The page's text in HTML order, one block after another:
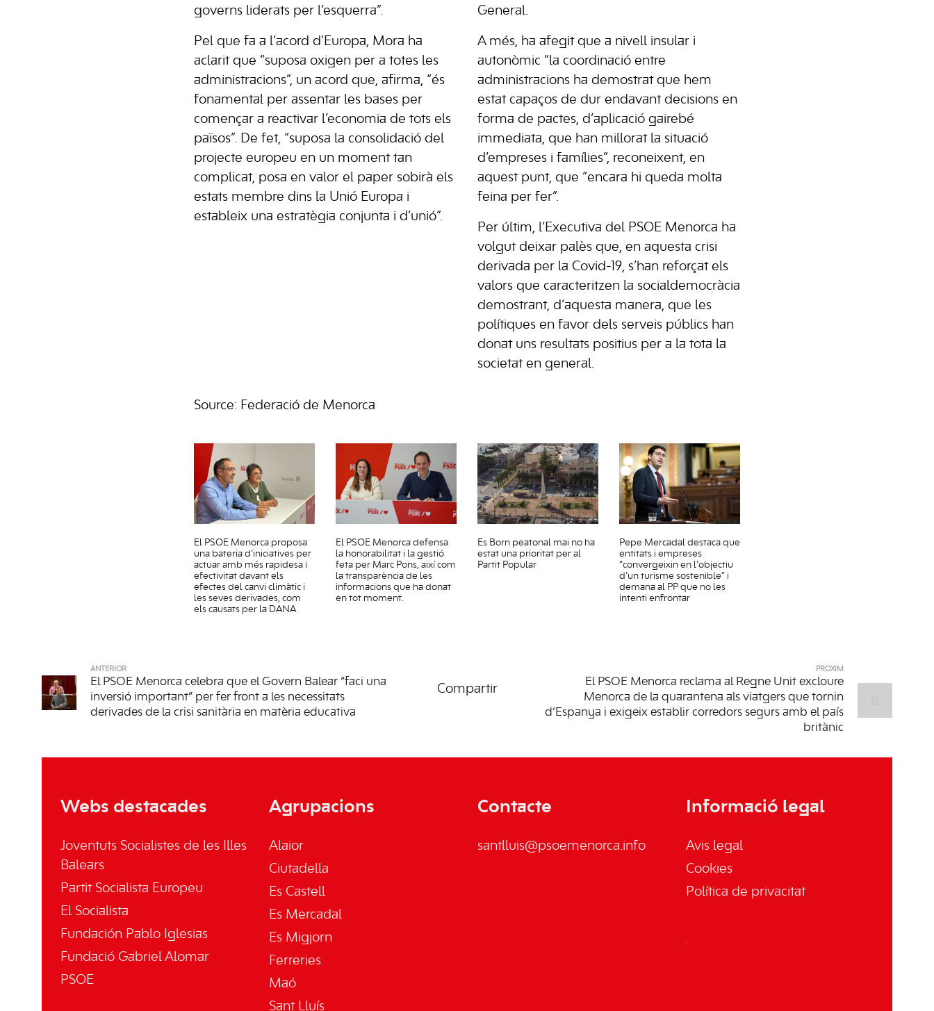
governs liderats per l’esquerra”.
Pel que fa a l’acord d’Europa, Mora ha
aclarit que “suposa oxigen per a totes les
administracions”, un acord que, afirma, “és
fonamental per assentar les bases per
començar a reactivar l’economia de tots els
països”. De fet, “suposa la consolidació del
projecte europeu en un moment tan
complicat, posa en valor el paper sobirà els
estats membre dins la Unió Europa i
estableix una estratègia conjunta i d’unió”.
General.
A més, ha afegit que a nivell insular i
autonòmic “la coordinació entre
administracions ha demostrat que hem
estat capaços de dur endavant decisions en
forma de pactes, d’aplicació gairebé
immediata, que han millorat la situació
d’empreses i famílies”, reconeixent, en
aquest punt, que “encara hi queda molta
feina per fer”.
Per últim, l’Executiva del PSOE Menorca ha
volgut deixar palès que, en aquesta crisi
derivada per la Covid-19, s’han reforçat els
valors que caracteritzen la socialdemocràcia
demostrant, d’aquesta manera, que les
polítiques en favor dels serveis públics han
donat uns resultats positius per a la tota la
societat en general.
Source: Federació de Menorca
El PSOE Menorca proposa
una bateria d’iniciatives per
actuar amb més rapidesa i
efectivitat davant els
efectes del canvi climàtic i
les seves derivades, com
els causats per la DANA
El PSOE Menorca defensa
la honorabilitat i la gestió
feta per Marc Pons, així com
la transparència de les
informacions que ha donat
en tot moment.
Es Born peatonal mai no ha
estat una prioritat per al
Partit Popular
Pepe Mercadal destaca que
entitats i empreses
“convergeixin en l’objectiu
d’un turisme sostenible” i
demana al PP que no les
intenti enfrontar
ANTERIOR
El PSOE Menorca celebra que el Govern Balear “faci una
inversió important” per fer front a les necessitats
derivades de la crisi sanitària en matèria educativa
Compartir
PRÒXIM
El PSOE Menorca reclama al Regne Unit excloure
Menorca de la quarantena als viatgers que tornin
d’Espanya i exigeix establir corredors segurs amb el país
britànic
Webs destacades
Joventuts Socialistes de les Illes
Balears
Partit Socialista Europeu
El Socialista
Fundación Pablo Iglesias
Fundació Gabriel Alomar
PSOE
Agrupacions
Alaior
Ciutadella
Es Castell
Es Mercadal
Es Migjorn
Ferreries
Maó
Sant Lluís
Contacte
santlluis@psoemenorca.info
Informació legal
Avis legal
Cookies
Política de privacitat